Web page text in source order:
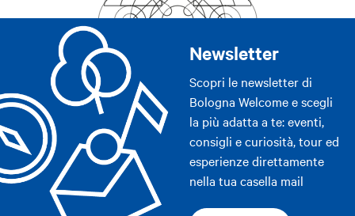
Newsletter
Scopri le newsletter di
Bologna Welcome e scegli
la più adatta a te: eventi,
consigli e curiosità, tour ed
esperienze direttamente
nella tua casella mail